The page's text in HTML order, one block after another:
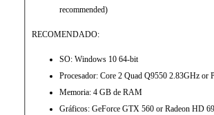
recommended)
RECOMENDADO:
SO: Windows 10 64-bit
Procesador: Core 2 Quad Q9550 2.83GHz or
Memoria: 4 GB de RAM
Gráficos: GeForce GTX 560 or Radeon HD